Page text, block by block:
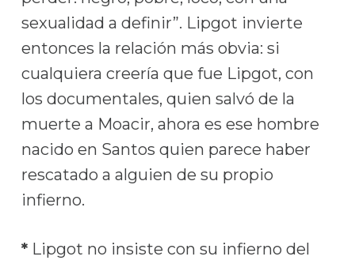
sexualidad a definir”. Lipgot invierte
entonces la relación más obvia: si
cualquiera creería que fue Lipgot, con
los documentales, quien salvó de la
muerte a Moacir, ahora es ese hombre
nacido en Santos quien parece haber
rescatado a alguien de su propio
infierno.
*Lipgot no insiste con su infierno del